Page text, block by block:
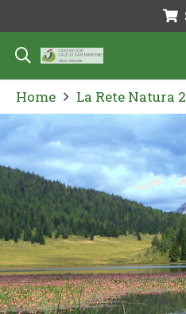
Home La Rete Natura